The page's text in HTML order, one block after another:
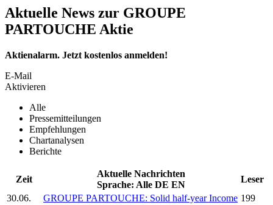
Aktuelle News zur GROUPE
PARTOUCHE Aktie
Aktienalarm. Jetzt kostenlos anmelden!
E-Mail
Aktivieren
Alle
Pressemitteilungen
Empfehlungen
Chartanalysen
Berichte
Zeit
Aktuelle Nachrichten
Sprache: Alle DE EN
Leser
30.06.
GROUPE PARTOUCHE: Solid half-year Income 199